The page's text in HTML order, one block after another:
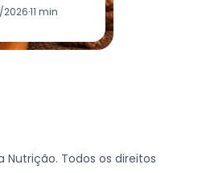
·11 min
Nutrição. Todos os direitos